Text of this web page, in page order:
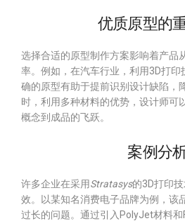
优质原型的
选择合适的原型制作方案影响着产品
率。例如，在汽车行业，利用3D打
确的原型有助于提前识别设计缺陷，
时，利用多种材料的优势，设计师可
概念到成品的飞跃。
案例分
许多企业在采用Stratasys的3D打印
效。以某知名消费电子品牌为例，该
过长的问题。通过引入PolyJet材料